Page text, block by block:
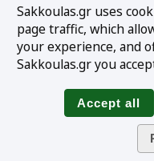
Tools
Online interest calculation
Sakkoulas.gr uses
page traffic, which
your experience, and
Sakkoulas.gr you